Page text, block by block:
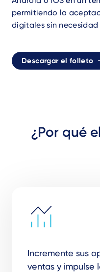
permitiendo la
digitales sin
Descargar el folleto
¿Por qué
Incremente sus
ventas y impulse